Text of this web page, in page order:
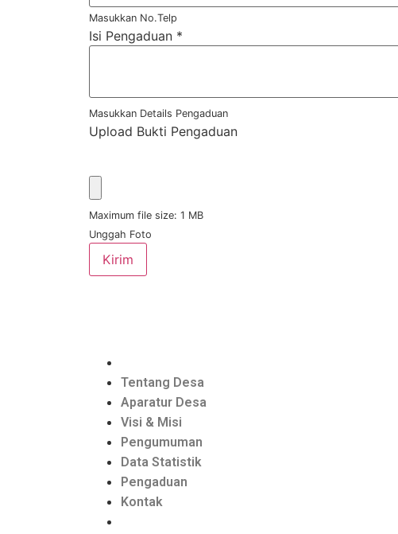
Masukkan No.Telp
Isi Pengaduan *
Masukkan Details Pengaduan
Upload Bukti Pengaduan
Maximum file size: 1 MB
Unggah Foto
Kirim
Tentang Desa
Aparatur Desa
Visi & Misi
Pengumuman
Data Statistik
Pengaduan
Kontak